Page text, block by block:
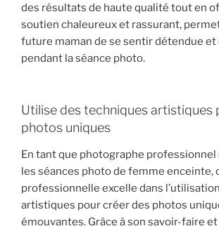
des résultats de haute qualité tout en
soutien chaleureux et rassurant,
future maman de se sentir détendue et
pendant la séance photo.
Utilise des techniques artistiques
photos uniques
En tant que photographe professionnel
les séances photo de femme enceinte,
professionnelle excelle dans
artistiques pour créer des photos
émouvantes. Grâce à son savoir-faire